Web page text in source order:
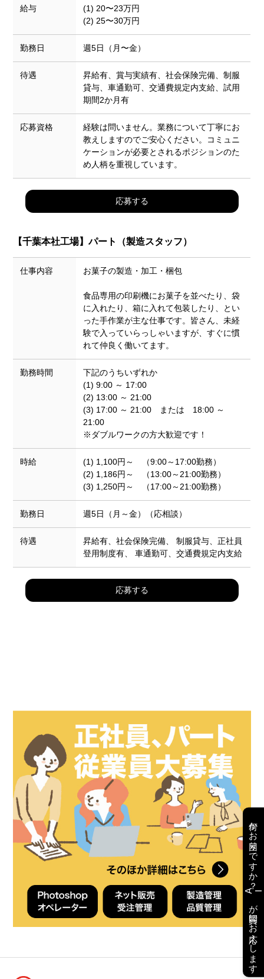
給与
(1) 20〜23万円
(2) 25〜30万円
勤務日 週5日（月〜金）
待遇
昇給有、賞与実績有、社会保険完備、制服
貸与、車通勤可、交通費規定内支給、試用
期間2か月有
応募資格
経験は問いません。業務について丁寧にお
教えしますのでご安心ください。コミュニ
ケーションが必要とされるポジションのた
め人柄を重視しています。
応募する
【千葉本社工場】パート（製造スタッフ）
仕事内容 お菓子の製造・加工・梱包
食品専用の印刷機にお菓子を並べたり、袋
に入れたり、箱に入れて包装したり、とい
った手作業が主な仕事です。皆さん、未経
験で入っていらっしゃいますが、すぐに慣
れて仲良く働いてます。
勤務時間
下記のうちいずれか
(1) 9:00 ～ 17:00
(2) 13:00 ～ 21:00
(3) 17:00 ～ 21:00 または 18:00 ～
21:00
※ダブルワークの方大歓迎です！
時給
(1) 1,100円～ （9:00～17:00勤務）
(2) 1,186円～ （13:00～21:00勤務）
(3) 1,250円～ （17:00～21:00勤務）
勤務日 週5日（月～金）（応相談）
待遇
昇給有、社会保険完備、 制服貸与、正社員
登用制度有、 車通勤可、交通費規定内支給
応募する
何かお困りですか？
AI
が質問にお応えします